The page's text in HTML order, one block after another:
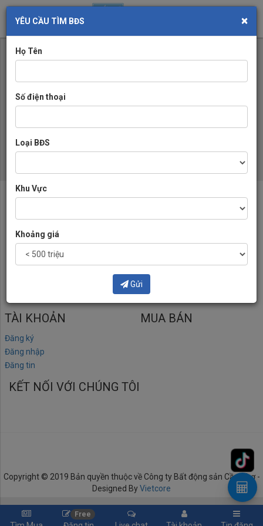
Free
YÊU CẦU TÌM BĐS ×
Họ Tên
Số điện thoại
Loại BĐS
Khu Vực
Khoảng giá
Gửi
Chuyên trang mua bán trao đổi bất động sản, nhà đất khu vực Cần
Thơ
(+84) 979 660 889
23 Nguyễn Tri Phương, P. An Khánh, Q. Ninh Kiều, TP. Cần Thơ
batdongsancantho1@gmail.com
TÀI KHOẢN
Đăng ký
Đăng nhập
Đăng tin
MUA BÁN
KẾT NỐI VỚI CHÚNG TÔI
Copyright © 2019 Bản quyền thuộc về Công ty Bất động sản Cần Thơ -
Designed ByVietcore